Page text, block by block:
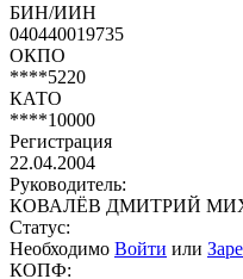
БИН/ИИН
040440019735
ОКПО
****5220
КАТО
****10000
Регистрация
22.04.2004
Руководитель:
КОВАЛЁВ ДМИТРИЙ
Статус:
Необходимо Войти или
КОПФ: